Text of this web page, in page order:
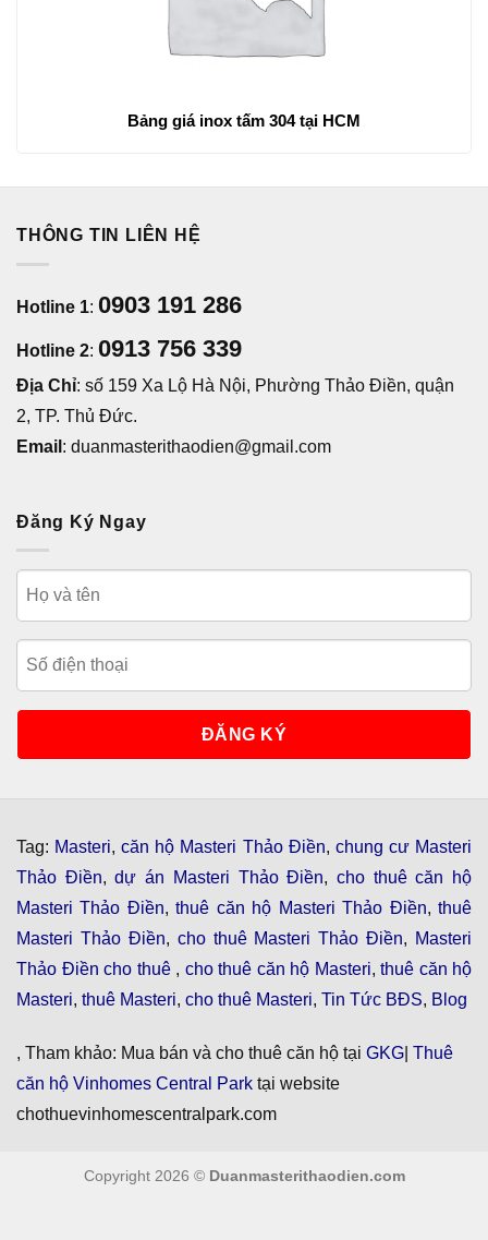
Bảng giá inox tấm 304 tại HCM
THÔNG TIN LIÊN HỆ
Hotline 1: 0903 191 286
Hotline 2: 0913 756 339
Địa Chỉ: số 159 Xa Lộ Hà Nội, Phường Thảo Điền, quận
2, TP. Thủ Đức.
Email : duanmasterithaodien@gmail.com
Đăng Ký Ngay
Tag: Masteri,căn hộ Masteri Thảo Điền, chung cư Masteri
Thảo Điền,dự án Masteri Thảo Điền, cho thuê căn hộ
Masteri Thảo Điền,thuê căn hộ Masteri Thảo Điền,thuê
Masteri Thảo Điền, cho thuê Masteri Thảo Điền, Masteri
Thảo Điền cho thuê , cho thuê căn hộ Masteri, thuê căn hộ
Masteri, thuê Masteri, cho thuê Masteri, Tin Tức BĐS, Blog
, Tham khảo: Mua bán và cho thuê căn hộ tại GKG Thuê
căn hộ Vinhomes Central Park tại website
chothuevinhomescentralpark.com
Copyright 2026 © Duanmasterithaodien.com